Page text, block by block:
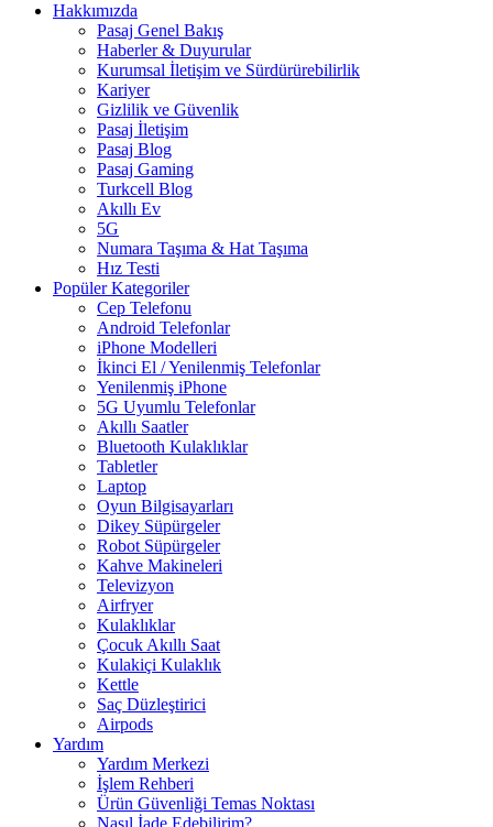
Hakkımızda
Pasaj Genel Bakış
Haberler & Duyurular
Kurumsal İletişim ve Sürdürürebilirlik
Kariyer
Gizlilik ve Güvenlik
Pasaj İletişim
Pasaj Blog
Pasaj Gaming
Turkcell Blog
Akıllı Ev
5G
Numara Taşıma & Hat Taşıma
Hız Testi
Popüler Kategoriler
Cep Telefonu
Android Telefonlar
iPhone Modelleri
İkinci El / Yenilenmiş Telefonlar
Yenilenmiş iPhone
5G Uyumlu Telefonlar
Akıllı Saatler
Bluetooth Kulaklıklar
Tabletler
Laptop
Oyun Bilgisayarları
Dikey Süpürgeler
Robot Süpürgeler
Kahve Makineleri
Televizyon
Airfryer
Kulaklıklar
Çocuk Akıllı Saat
Kulakiçi Kulaklık
Kettle
Saç Düzleştirici
Airpods
Yardım
Yardım Merkezi
İşlem Rehberi
Ürün Güvenliği Temas Noktası
Nasıl İade Edebilirim?